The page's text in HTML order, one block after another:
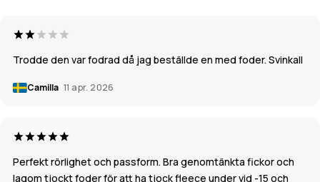
Trodde den var fodrad då jag beställde en med foder. Svinkall
Camilla 11 apr. 2026
Perfekt rörlighet och passform. Bra genomtänkta fickor och
lagom tjockt foder för att ha tjock fleece under vid -15 och